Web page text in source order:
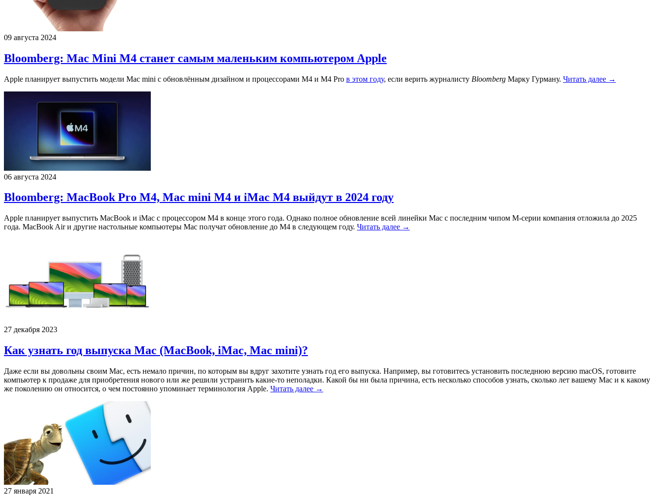
09 августа 2024
Bloomberg: Mac Mini M4 станет самым маленьким компьютером Apple
Apple планирует выпустить модели Mac mini с обновлённым дизайном и процессорами M4 и M4 Pro в этом году, если верить журналисту Bloomberg Марку Гурману. Читать далее →
06 августа 2024
Bloomberg: MacBook Pro M4, Mac mini M4 и iMac M4 выйдут в 2024 году
Apple планирует выпустить MacBook и iMac с процессором M4 в конце этого года. Однако полное обновление всей линейки Mac с последним чипом M-серии компания отложила до 2025
года. MacBook Air и другие настольные компьютеры Mac получат обновление до M4 в следующем году. Читать далее →
27 декабря 2023
Как узнать год выпуска Mac (MacBook, iMac, Mac mini)?
Даже если вы довольны своим Mac, есть немало причин, по которым вы вдруг захотите узнать год его выпуска. Например, вы готовитесь установить последнюю версию macOS, готовите
компьютер к продаже для приобретения нового или же решили устранить какие-то неполадки. Какой бы ни была причина, есть несколько способов узнать, сколько лет вашему Mac и к какому
же поколению он относится, о чем постоянно упоминает терминология Apple. Читать далее →
27 января 2021